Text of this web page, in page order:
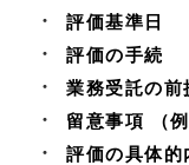
評価基準日
評価の手続
業務受託の前
留意事項 （例
評価の具体的